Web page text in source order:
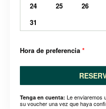
24
25 26
31
Hora de preferencia *
Tenga en cuenta: Le enviaremos
su voucher una vez que haya